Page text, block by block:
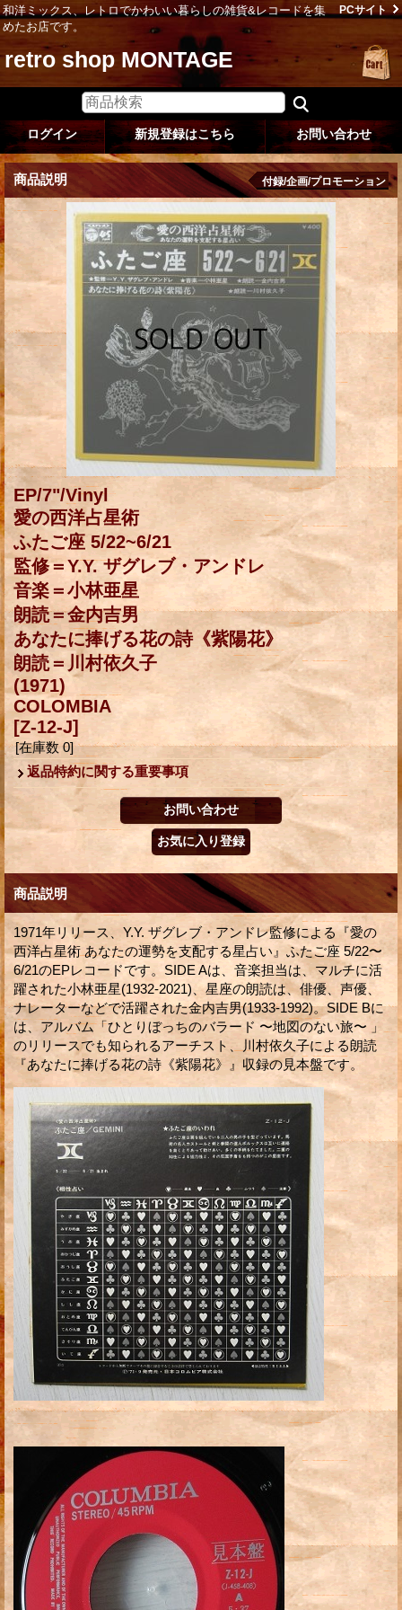
和洋ミックス、レトロでかわいい暮らしの雑貨&レコードを集
めたお店です。
PCサイト
retro shop MONTAGE
ログイン 新規登録はこちら お問い合わせ
商品説明 付録/企画/プロモーション
EP/7"/Vinyl
愛の西洋占星術
ふたご座 5/22~6/21
監修＝Y.Y. ザグレブ・アンドレ
音楽＝小林亜星
朗読＝金内吉男
あなたに捧げる花の詩《紫陽花》
朗読＝川村依久子
(1971)
COLOMBIA
[Z-12-J]
[在庫数 0]
返品特約に関する重要事項
商品説明
1971年リリース、Y.Y. ザグレブ・アンドレ監修による『愛の
西洋占星術 あなたの運勢を支配する星占い』ふたご座 5/22〜
6/21のEPレコードです。SIDE Aは、音楽担当は、マルチに活
躍された小林亜星(1932-2021)、星座の朗読は、俳優、声優、
ナレーターなどで活躍された金内吉男(1933-1992)。SIDE Bに
は、アルバム「ひとりぼっちのバラード 〜地図のない旅〜 」
のリリースでも知られるアーチスト、川村依久子による朗読
『あなたに捧げる花の詩《紫陽花》』収録の見本盤です。